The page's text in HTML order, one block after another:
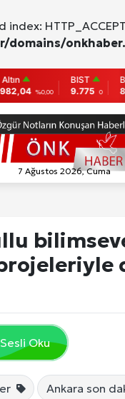
index:
domains/
%0,00
BIST
9.775
0
7 Ağustos 2026, Cuma
Oku
Ankara son